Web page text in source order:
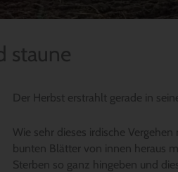
staune
Der Herbst erstrahlt gerade in
Wie sehr dieses irdische
bunten Blätter von innen heraus
Sterben so ganz hingeben und